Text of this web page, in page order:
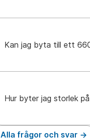
Kan jag byta till ett
Hur byter jag storlek
Alla frågor och svar